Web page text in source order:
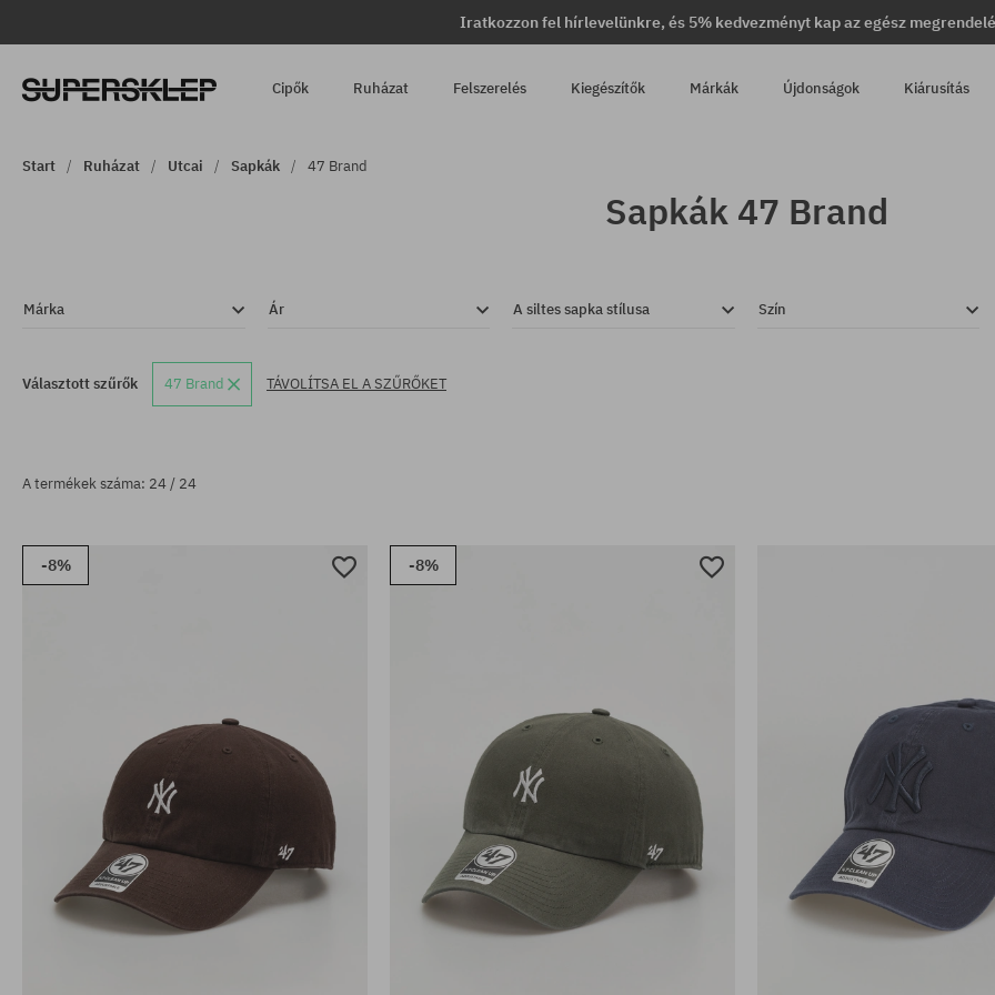
Iratkozzon fel hírlevelünkre, és 5% kedvezményt kap az egész
Cipők Ruházat Felszerelés Kiegészítők Márkák Újdonságok Kiárusítás
Start Ruházat Utcai Sapkák 47 Brand
Sapkák 47 Brand
Márka Ár A siltes sapka stílusa Szín
Választott szűrők 47 Brand TÁVOLÍTSA EL A SZŰRŐKET
A termékek száma: 24 / 24
-8% -8%